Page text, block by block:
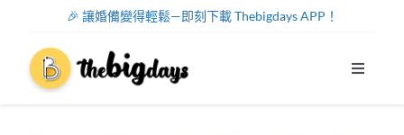
content
🎉 讓婚備變得輕鬆—即刻下載 Thebigdays APP！
Toggle